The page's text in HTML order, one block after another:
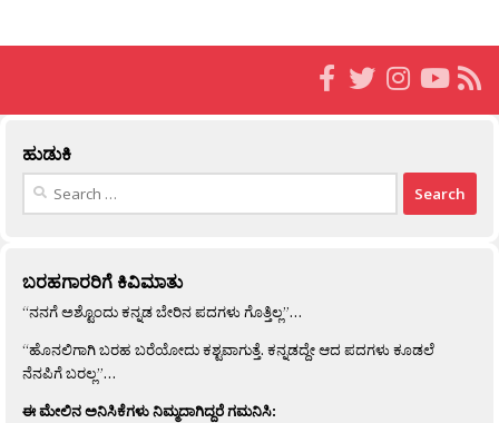
ಹುಡುಕಿ
Search
ಬರಹಗಾರರಿಗೆ ಕಿವಿಮಾತು
“ನನಗೆ ಅಶ್ಟೊಂದು ಕನ್ನಡ ಬೇರಿನ ಪದಗಳು ಗೊತ್ತಿಲ್ಲ”…
“ಹೊನಲಿಗಾಗಿ ಬರಹ ಬರೆಯೋದು ಕಶ್ಟವಾಗುತ್ತೆ. ಕನ್ನಡದ್ದೇ ಆದ ಪದಗಳು ಕೂಡಲೆ
ನೆನಪಿಗೆ ಬರಲ್ಲ”…
ಈ ಮೇಲಿನ ಅನಿಸಿಕೆಗಳು ನಿಮ್ಮದಾಗಿದ್ದರೆ ಗಮನಿಸಿ: